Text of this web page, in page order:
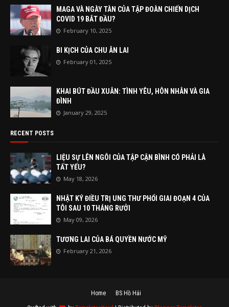
MAGA VÀ NGÀY TÀN CỦA TẬP ĐOÀN CHIẾN DỊCH
COVID 19 BẮT ĐẦU?
February 10, 2025
BI KỊCH CỦA CHU ÂN LAI
February 01, 2025
KHAI BÚT ĐẦU XUÂN: TÌNH YÊU, HÔN NHÂN VÀ GIA
ĐÌNH
January 29, 2025
RECENT POSTS
LIỆU SỰ LÊN NGÔI CỦA TẬP CẬN BÌNH CÓ PHẢI LÀ
TẤT YẾU?
May 18, 2026
NHẬT KÝ ĐIỀU TRỊ UNG THƯ PHỔI GIAI ĐOẠN 4 CỦA
TÔI SAU 10 THÁNG RƯỞI
May 09, 2026
TƯƠNG LAI CỦA BÁ QUYỀN NƯỚC MỸ
February 21, 2026
Home BS Hồ Hải